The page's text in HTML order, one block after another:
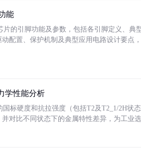
能
片的引脚功能及参数，包括各引脚定义、
配置、保护机制及典型应用电路设计要点
学性能分析
标硬度和抗拉强度（包括T2及T2_1/2H状
对比不同状态下的金属特性差异，为工业选